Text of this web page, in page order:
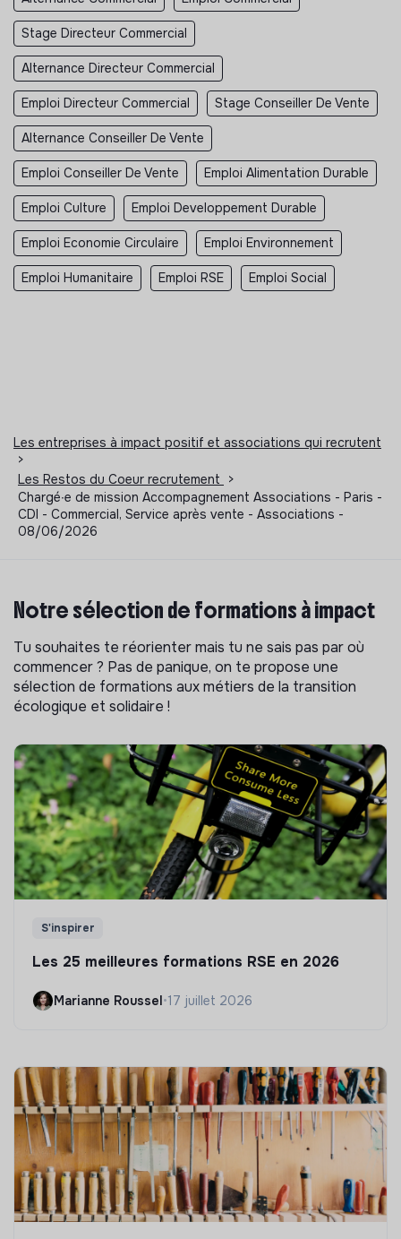
Stage Directeur Commercial
Alternance Directeur Commercial
Emploi Directeur Commercial Stage Conseiller De Vente
Alternance Conseiller De Vente
Emploi Conseiller De Vente Emploi Alimentation Durable
Emploi Culture Emploi Developpement Durable
Emploi Economie Circulaire Emploi Environnement
Emploi Humanitaire Emploi RSE Emploi Social
Les entreprises à impact positif et associations qui recrutent
>
Les Restos du Coeur recrutement
>
Chargé∙e de mission Accompagnement Associations - Paris -
CDI - Commercial, Service après vente - Associations -
08/06/2026
Notre sélection de formations à impact
Tu souhaites te réorienter mais tu ne sais pas par où
commencer ? Pas de panique, on te propose une
sélection de formations aux métiers de la transition
écologique et solidaire !
S'inspirer
Les 25 meilleures formations RSE en 2026
Marianne Roussel•17 juillet 2026